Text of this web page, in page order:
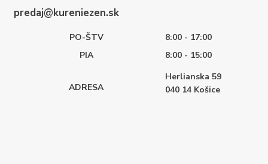
predaj@kureniezen.sk
PO-ŠTV
8:00 - 17:00
PIA
8:00 - 15:00
ADRESA
Herlianska 59
040 14 Košice